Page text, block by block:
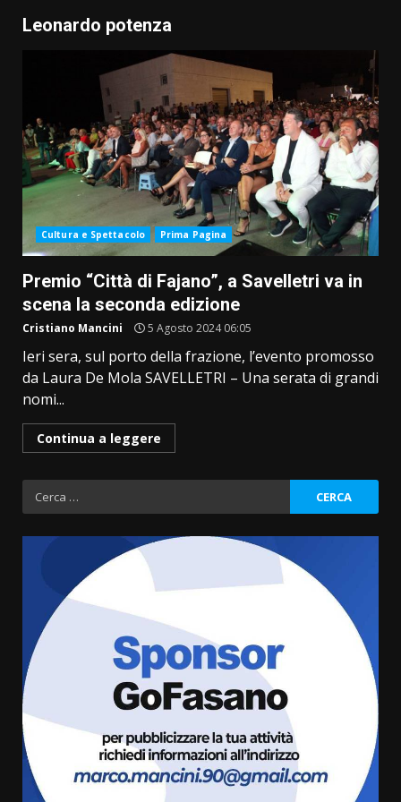
Leonardo potenza
Cultura e Spettacolo Prima Pagina
Premio “Città di Fajano”, a Savelletri va in
scena la seconda edizione
Cristiano Mancini 5 Agosto 2024 06:05
Ieri sera, sul porto della frazione, l’evento promosso
da Laura De Mola SAVELLETRI – Una serata di grandi
nomi...
Continua a leggere
Ricerca
per:
Grazia Neglia, coordinatrice
cittadina di Fratelli d’Italia,
pronta a tornare in Consiglio
comunale
6 Agosto 2026 08:00
Cura dei beni comuni e